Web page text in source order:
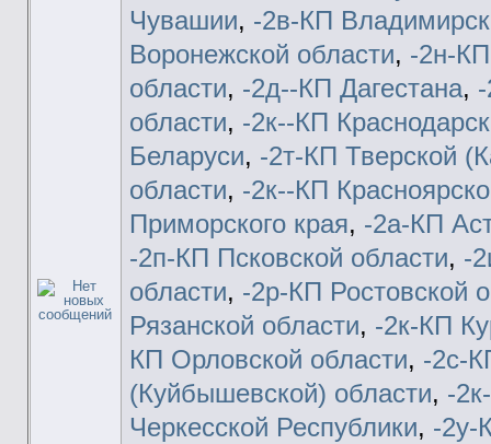
Чувашии, -2в-КП
Воронежской области, -2н-
области, -2д--КП Дагестана,
области, -2к--КП
Беларуси, -2т-КП Тверской
области, -2к--КП
Приморского края, -2а-КП
-2п-КП Псковской области, -
области, -2р-КП Ростовской
Рязанской области, -2к-КП
КП Орловской области, -2c-
(Куйбышевской) области, -
Черкесской Республики, -2у-